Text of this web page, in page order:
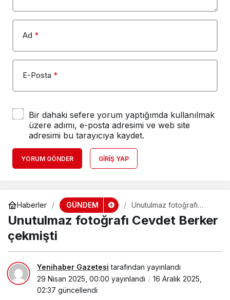
Ad *
E-Posta *
Bir dahaki sefere yorum yaptığımda kullanılmak
üzere adımı, e-posta adresimi ve web site
adresimi bu tarayıcıya kaydet.
YORUM GÖNDER GIRIŞ YAP
Haberler GÜNDEM
Unutulmaz fotoğrafı
Unutulmaz fotoğrafı Cevdet Berker
çekmişti
Yenihaber Gazetesi tarafından yayınlandı
29 Nisan 2025, 00:00 yayınlandı
16 Aralık 2025,
02:37 güncellendi